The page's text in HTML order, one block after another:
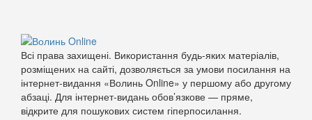
Всі права захищені. Використання будь-яких матеріалів,
розміщених на сайті, дозволяється за умови посилання на
інтернет-видання «Волинь Online» у першому або другому
абзаці. Для інтернет-видань обов’язкове — пряме,
відкрите для пошукових систем гіперпосилання.